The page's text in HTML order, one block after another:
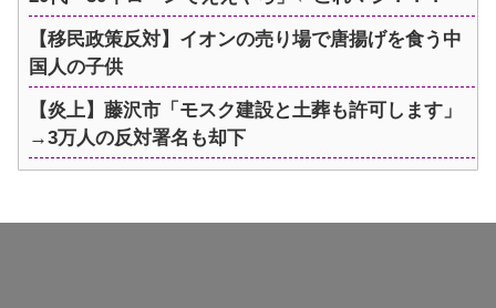
【移民政策反対】イオンの売り場で唐揚げを食う中
国人の子供
【炎上】藤沢市「モスク建設と土葬も許可します」
→3万人の反対署名も却下